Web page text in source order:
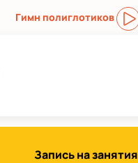
Гимн полиглотиков
Запись на занятия